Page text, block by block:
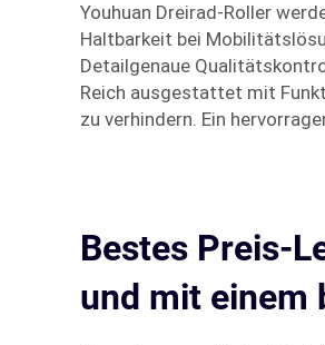
Youhuan Dreirad-Roller
Haltbarkeit bei
Detailgenaue
Reich ausgestattet mit
zu verhindern. Ein
Bestes Preis-
und mit einem